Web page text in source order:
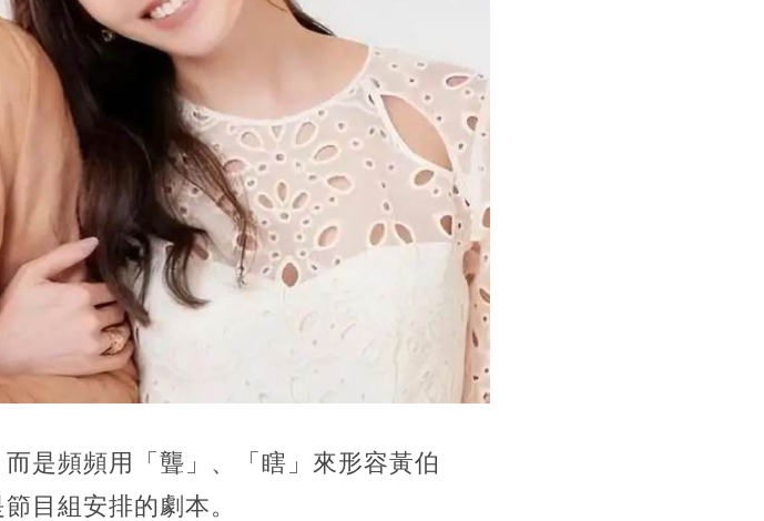
是頻頻用「聾」、「瞎」來形容黃伯
目組安排的劇本。